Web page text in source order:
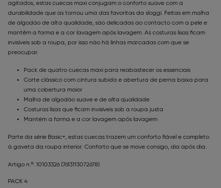
agitados, estas cuecas maxi conjugam o conforto suave com a
durabilidade que as tornou uma das favoritas da sloggi. Feitas em malha
de algodão de alta qualidade, são delicadas ao contacto com a pele e
mantêm a forma e a cor lavagem após lavagem. As costuras lisas ficam
invisíveis sob a roupa, por isso não há linhas marcadas com que se
preocupar.
Pack de quatro cuecas maxi para reabastecer os essenciais
Corte clássico com cintura subida e abertura de perna baixa para
uma cobertura maior
Malha de algodão suave e de alta qualidade
Costuras lisas que ficam invisíveis sob a roupa justa
Mantém a forma e a cor lavagem após lavagem
Parte da série Basic+, estas cuecas trazem um conforto fiável e completo
à gaveta da roupa interior. Conforto que se move consigo, dia após dia.
Artigo n.º: 10103326 (7613113072678)
PACK 4